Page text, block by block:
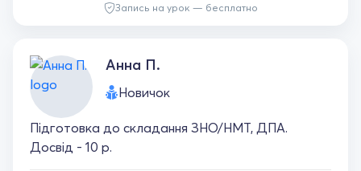
Запись на урок — бесплатно
Анна П.
Новичок
Підготовка до складання ЗНО/НМТ, ДПА.
Досвід - 10 р.